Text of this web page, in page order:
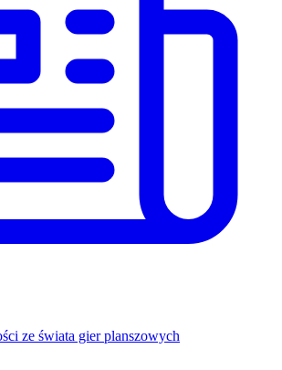
ze świata gier planszowych